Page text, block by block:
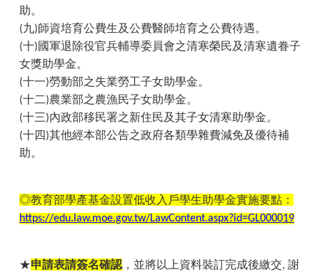
助。
(九)師資培育公費生及公費醫師培育之公費待遇。
(十)國軍退除役官兵輔導委員會之清寒榮民及清寒遺眷子
女獎助學金。
(十一)勞動部之失業勞工子女助學金。
(十二)農業部之農漁民子女助學金。
(十三)內政部移民署之新住民及其子女清寒助學金。
(十四)其他經本部公告之政府各類學雜費減免及優待補
助。
◎教育部學產基金設置低收入戶學生助學金實施要點：
https://edu.law.moe.gov.tw/LawContent.aspx?id=GL000019
★申請表請簽名確認 ，並將以上資料裝訂完成後繳交, 謝